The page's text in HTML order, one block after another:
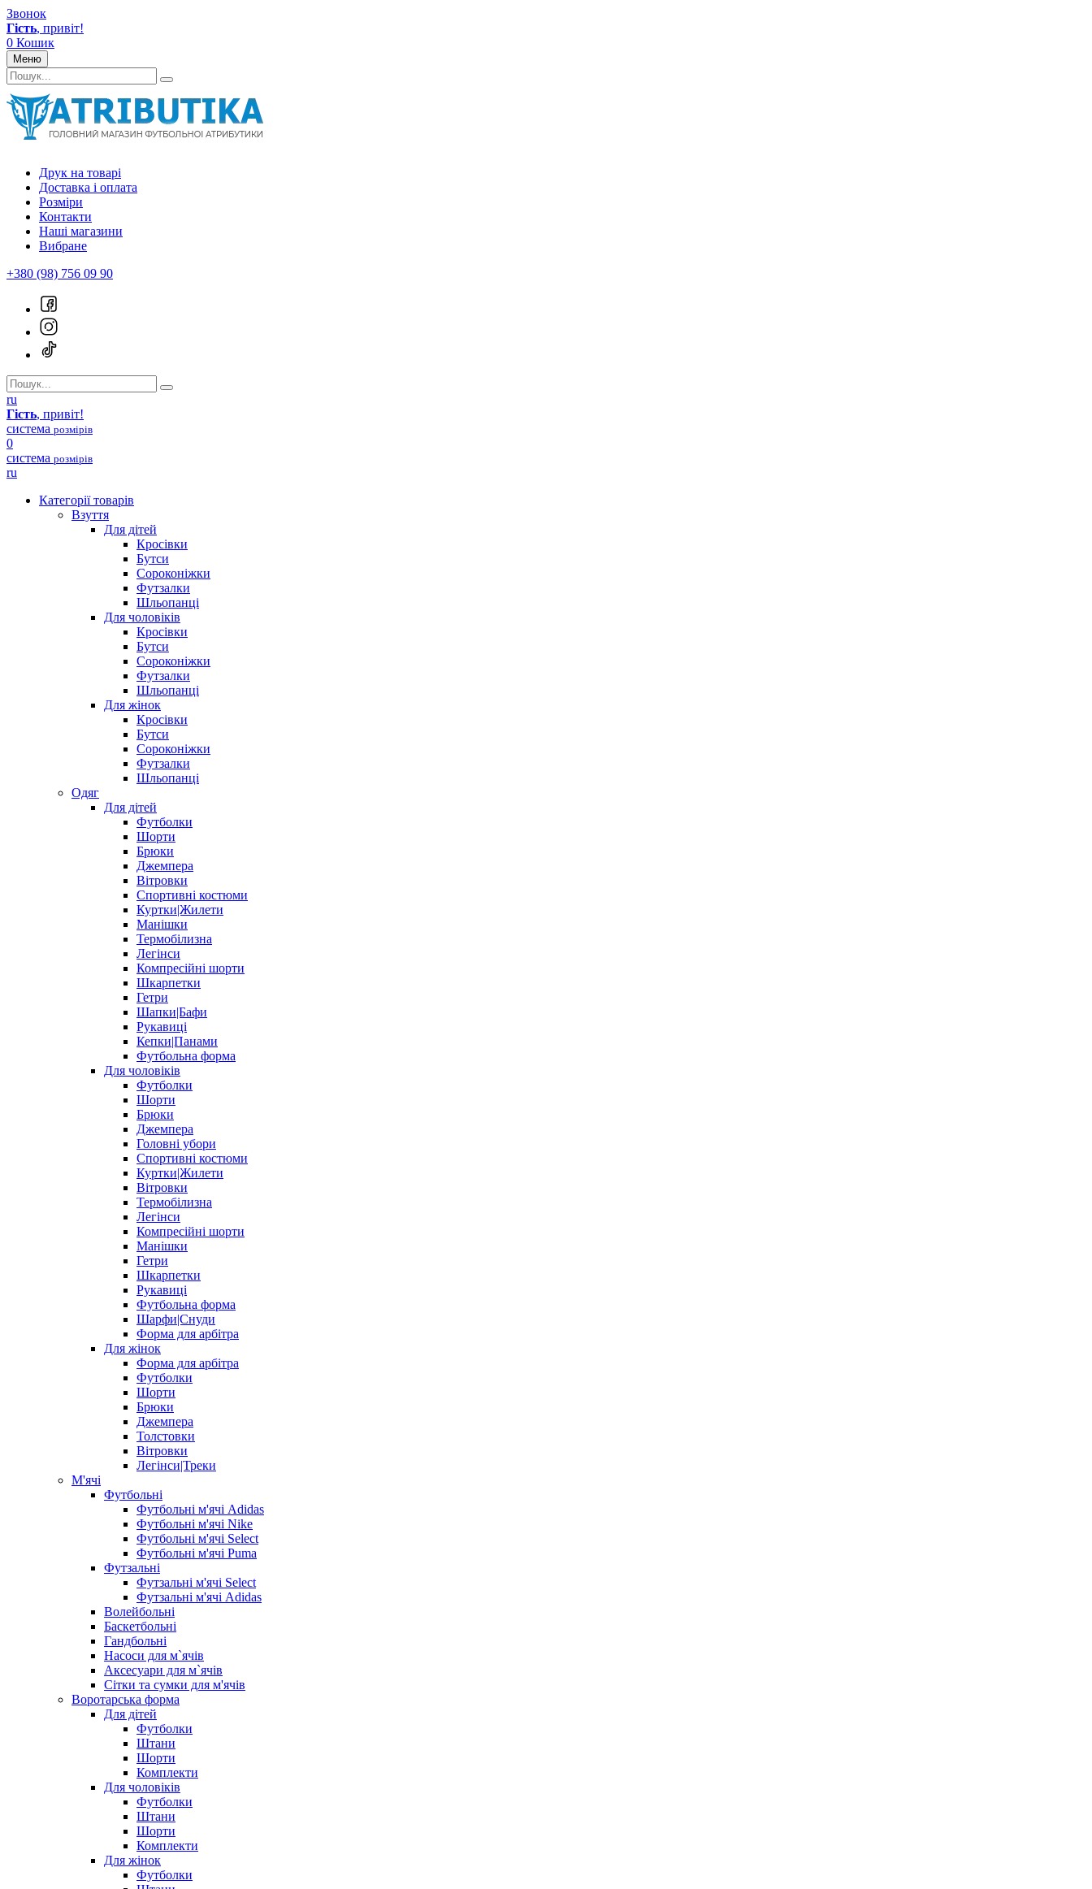
Звонок
Гість, привіт!
0 Кошик
Меню
Друк на товарі
Доставка і оплата
Розміри
Контакти
Наші магазини
Вибране
+380 (98) 756 09 90
ru
Гість, привіт!
система розмірів
0
система розмірів
ru
Категорії товарів
Взуття
Для дітей
Кросівки
Бутси
Сороконіжки
Футзалки
Шльопанці
Для чоловіків
Кросівки
Бутси
Сороконіжки
Футзалки
Шльопанці
Для жінок
Кросівки
Бутси
Сороконіжки
Футзалки
Шльопанці
Одяг
Для дітей
Футболки
Шорти
Брюки
Джемпера
Вітровки
Спортивні костюми
Куртки|Жилети
Манішки
Термобілизна
Легінси
Компресійні шорти
Шкарпетки
Гетри
Шапки|Бафи
Рукавиці
Кепки|Панами
Футбольна форма
Для чоловіків
Футболки
Шорти
Брюки
Джемпера
Головні убори
Спортивні костюми
Куртки|Жилети
Вітровки
Термобілизна
Легінси
Компресійні шорти
Манішки
Гетри
Шкарпетки
Рукавиці
Футбольна форма
Шарфи|Снуди
Форма для арбітра
Для жінок
Форма для арбітра
Футболки
Шорти
Брюки
Джемпера
Толстовки
Вітровки
Легінси|Треки
М'ячі
Футбольні
Футбольні м'ячі Adidas
Футбольні м'ячі Nike
Футбольні м'ячі Select
Футбольні м'ячі Puma
Футзальні
Футзальні м'ячі Select
Футзальні м'ячі Adidas
Волейбольні
Баскетбольні
Гандбольні
Насоси для м`ячів
Аксесуари для м`ячів
Сітки та сумки для м'ячів
Воротарська форма
Для дітей
Футболки
Штани
Шорти
Комплекти
Для чоловіків
Футболки
Штани
Шорти
Комплекти
Для жінок
Футболки